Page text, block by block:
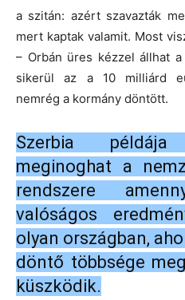
a szitán: azért szavazták
mert kaptak valamit. Most
– Orbán üres kézzel állhat
sikerül az a 10 milliárd
nemrég a kormány döntött.
Szerbia
meginoghat a
rendszere
valóságos
olyan országban,
döntő többsége
küszködik.